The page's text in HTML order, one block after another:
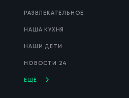
РАЗВЛЕКАТЕЛЬНОЕ
НАША КУХНЯ
НАШИ ДЕТИ
НОВОСТИ 24
ЕЩЁ